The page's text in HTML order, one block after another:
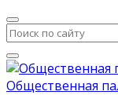
Общественная